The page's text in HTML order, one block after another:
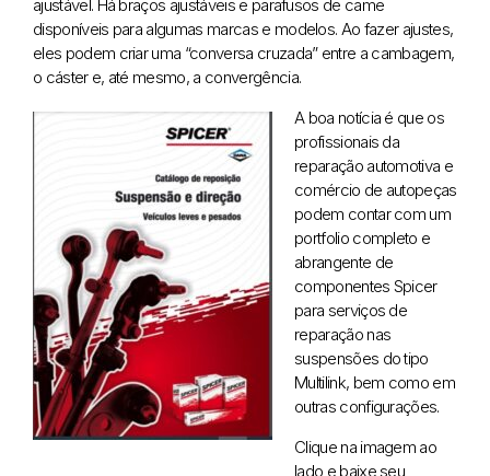
ajustável. Há braços ajustáveis ​​e parafusos de came
disponíveis para algumas marcas e modelos. Ao fazer ajustes,
eles podem criar uma “conversa cruzada” entre a cambagem,
o cáster e, até mesmo, a convergência.
A boa notícia é que os
profissionais da
reparação automotiva e
comércio de autopeças
podem contar com um
portfolio completo e
abrangente de
componentes Spicer
para serviços de
reparação nas
suspensões do tipo
Multilink, bem como em
outras configurações.
Clique na imagem ao
lado e baixe seu